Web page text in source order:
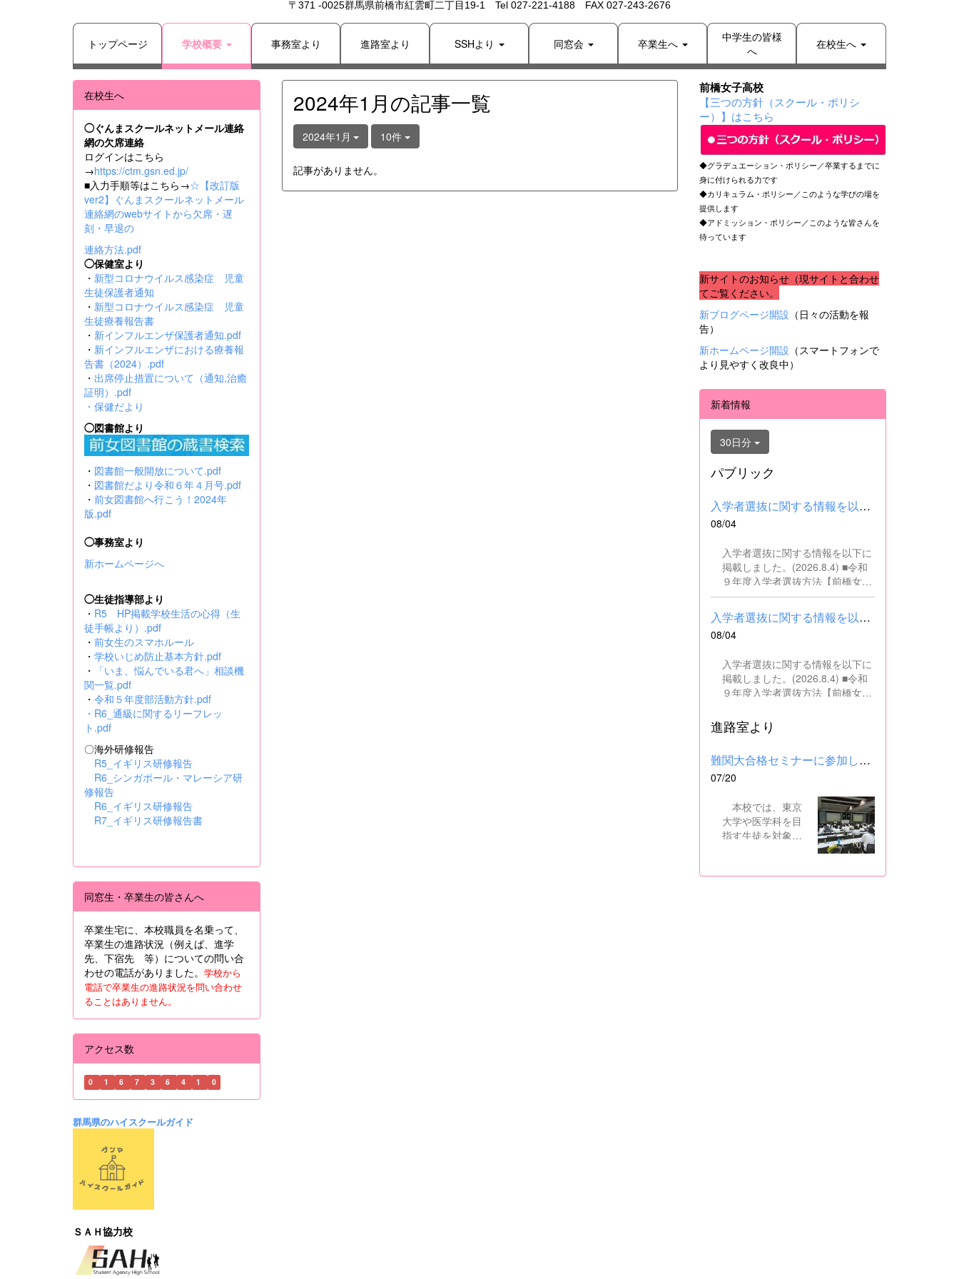
〒371 -0025群馬県前橋市紅雲町二丁目19-1 Tel 027-221-4188 FAX 027-243-2676
トップページ 学校概要 事務室より 進路室より SSHより 同窓会 卒業生へ
中学生の皆様
へ
在校生へ
2024年1月の記事一覧
2024年1月 10件
記事がありません。
在校生へ
◯ぐんまスクールネットメール連絡
網の欠席連絡
ログインはこちら
→https://ctm.gsn.ed.jp/
■入力手順等はこちら→☆【改訂版
ver2】ぐんまスクールネットメール
連絡網のwebサイトから欠席・遅
刻・早退の
連絡方法.pdf
◯保健室より
・ 新型コロナウイルス感染症 児童
生徒保護者通知
・ 新型コロナウイルス感染症 児童
生徒療養報告書
・ 新インフルエンザ保護者通知.pdf
・ 新インフルエンザにおける療養報
告書（2024）.pdf
・ 出席停止措置について（通知,治癒
証明）.pdf
・ 保健だより
◯図書館より
・ 図書館一般開放について.pdf
・ 図書館だより令和６年４月号.pdf
・ 前女図書館へ行こう！2024年
版.pdf
◯事務室より
新ホームページへ
◯生徒指導部より
・ R5 HP掲載学校生活の心得（生
徒手帳より）.pdf
・ 前女生のスマホルール
・ 学校いじめ防止基本方針.pdf
・
「いま、悩んでいる君へ」相談機
関一覧.pdf
・ 令和５年度部活動方針.pdf
・ R6_通級に関するリーフレッ
ト.pdf
〇海外研修報告
R5_イギリス研修報告
R6_シンガポール・マレーシア研
修報告
R6_イギリス研修報告
R7_イギリス研修報告書
同窓生・卒業生の皆さんへ
卒業生宅に、本校職員を名乗って、
卒業生の進路状況（例えば、進学
先、下宿先 等）についての問い合
わせの電話がありました。 学校から
電話で卒業生の進路状況を問い合わせ
ることはありません。
アクセス数
0 1 6 7 3 6 4 1 0
群馬県のハイスクールガイド
ＳＡＨ協力校
前橋女子高校
【三つの方針（スクール・ポリシ
ー）】はこちら
◆グラデュエーション・ポリシー／卒業するまでに
身に付けられる力です
◆カリキュラム・ポリシー／このような学びの場を
提供します
◆アドミッション・ポリシー／このような皆さんを
待っています
新サイトのお知らせ（現サイトと合わせ
てご覧ください。
新ブログページ開設 （日々の活動を報
告）
新ホームページ開設 （スマートフォンで
より見やすく改良中）
新着情報
30日分
パブリック
入学者選抜に関する情報を以下に掲載しました。(2026.8.4) ■令和...
08/04
入学者選抜に関する情報を以下に
掲載しました。(2026.8.4) ■令和
９年度入学者選抜方法【前橋女子
高校】pdf はこちら ■群馬県教育
委員会webサイト 高校入試に関
するページはこちら
入学者選抜に関する情報を以下に掲載しました。(2026.8.4) ■令和...
08/04
入学者選抜に関する情報を以下に
掲載しました。(2026.8.4) ■令和
９年度入学者選抜方法【前橋女子
委員会webサイト 高校入試に関
するページはこちら
進路室より
難関大合格セミナーに参加しました
07/20
本校では、東京
大学や医学科を目
指す生徒を対象
格セミナーを行っ